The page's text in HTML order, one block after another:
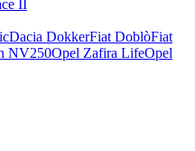
II
Dacia DokkerFiat DoblòFiat
NV250Opel Zafira LifeOpel